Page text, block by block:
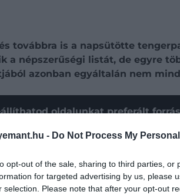
- Do Not Process My
opt-out of the sale, sharing to third parties, or
for targeted advertising by us, please
selection. Please note that after your opt-out
továbbra is a napsütötte
a népszerűségi listát, de egyre
azonban egyáltalán nem
oldalunkat preferált